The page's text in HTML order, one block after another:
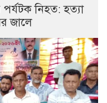
পর্যটক নিহত: হত্যা
জালে